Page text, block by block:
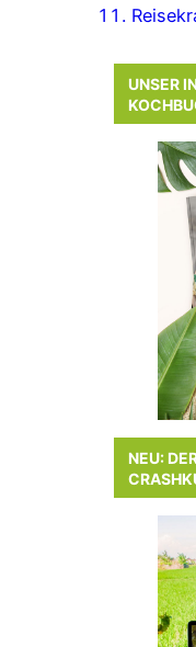
UNSER
NEU: